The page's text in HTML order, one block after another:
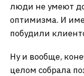
люди не умеют
оптимизма. И
побудили
Ну и вообще,
целом собрала